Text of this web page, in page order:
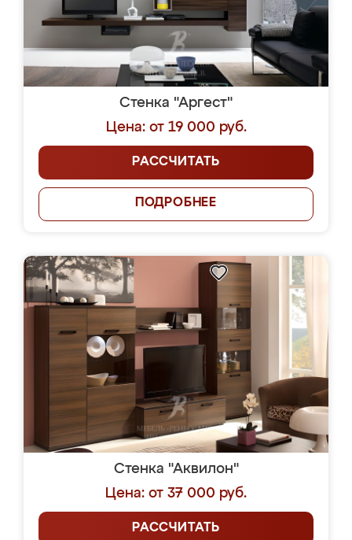
Стенка "Аргест"
Цена: от 19 000 руб.
РАССЧИТАТЬ
ПОДРОБНЕЕ
Стенка "Аквилон"
Цена: от 37 000 руб.
РАССЧИТАТЬ